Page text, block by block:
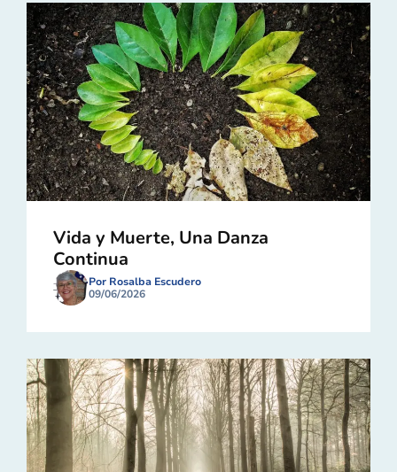
Vida y Muerte, Una Danza
Continua
Por Rosalba Escudero
09/06/2026